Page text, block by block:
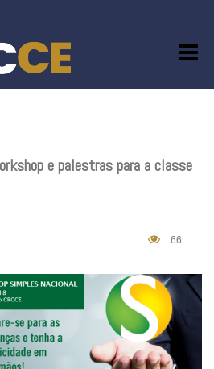
e palestras para a classe
66